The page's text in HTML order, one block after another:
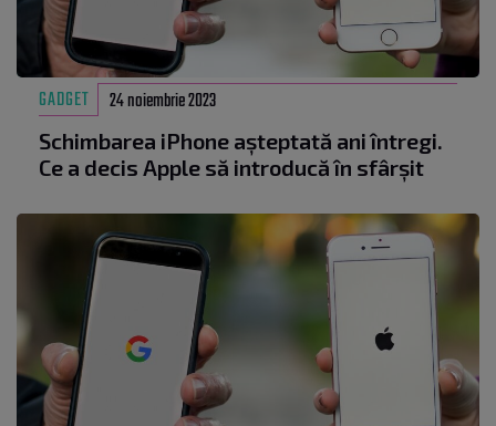
GADGET 24 noiembrie 2023
Schimbarea iPhone așteptată ani întregi.
Ce a decis Apple să introducă în sfârșit